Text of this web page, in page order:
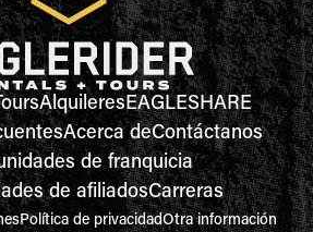
AlquileresEAGLESHARE
Acerca deContáctanos
de franquicia
de afiliadosCarreras
Política de privacidadOtra información